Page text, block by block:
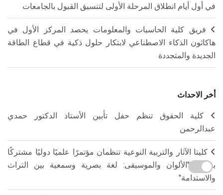
في أول أيام انطلاق المرحلة الأولى لتنسيق القبول بالجامعات
فريق كلية الحاسبات والمعلومات يحصد المركز الأول في
هاكاثون الذكاء الاصطناعي لابتكار حلول ذكية في قطاع الطاقة
الجديدة والمتجددة
أخر الاحداث
كلية الحقوق تنظم حفل تأبين الأستاذ الدكتور حمدي
عبدالرحمن
كليتا الآثار والتربية النوعية تنظمان مؤتمرًا علميًا دوليًا مشتركًا
بعنوان "الألوان والموسيقى: لغة بصرية وسمعية بين التراث
والاستدامة"